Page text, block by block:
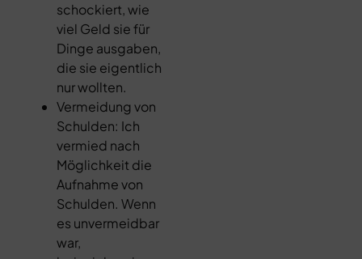
schockiert, wie
viel Geld sie für
Dinge ausgaben,
die sie eigentlich
nur wollten.
Vermeidung von
Schulden: Ich
vermied nach
Möglichkeit die
Aufnahme von
Schulden. Wenn
es unvermeidbar
war,